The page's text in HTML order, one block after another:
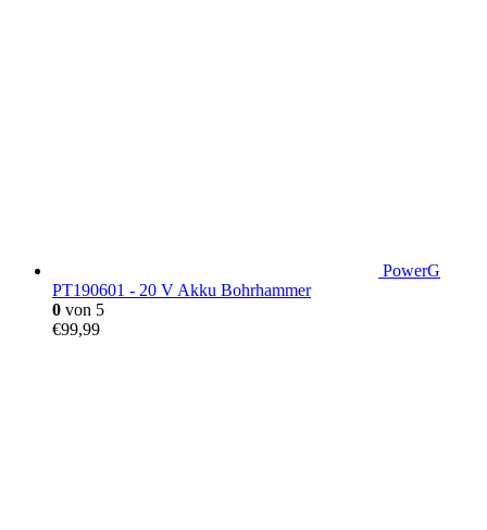
PowerG
PT190601 - 20 V Akku Bohrhammer
0 von 5
€99,99